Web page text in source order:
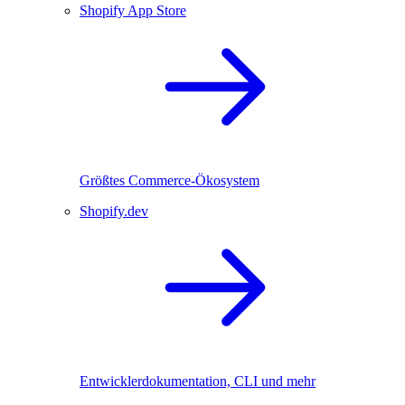
Shopify App Store
Größtes Commerce-Ökosystem
Shopify.dev
Entwicklerdokumentation, CLI und mehr